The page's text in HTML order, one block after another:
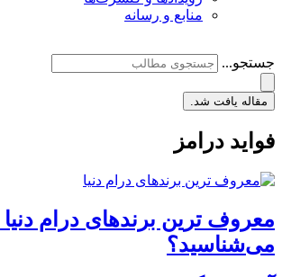
منابع و رسانه
جستجو...
مقاله یافت شد.
فواید درامز
معروف ترین برندهای درام دنیا
می‌شناسید؟